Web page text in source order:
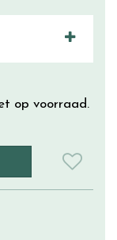
op voorraad.